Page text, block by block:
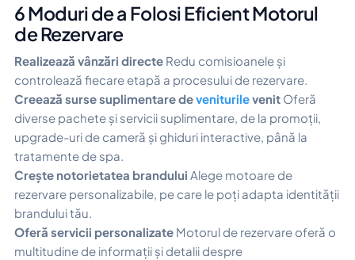
6 Moduri de a Folosi Eficient Motorul
de Rezervare
Realizează vânzări directe Redu comisioanele și
controlează fiecare etapă a procesului de rezervare.
Creează surse suplimentare deveniturilevenit Oferă
diverse pachete și servicii suplimentare, de la promoții,
upgrade-uri de cameră și ghiduri interactive, până la
tratamente de spa.
Crește notorietatea brandului Alege motoare de
rezervare personalizabile, pe care le poți adapta identității
brandului tău.
Oferă servicii personalizate Motorul de rezervare oferă o
multitudine de informații și detalii despre